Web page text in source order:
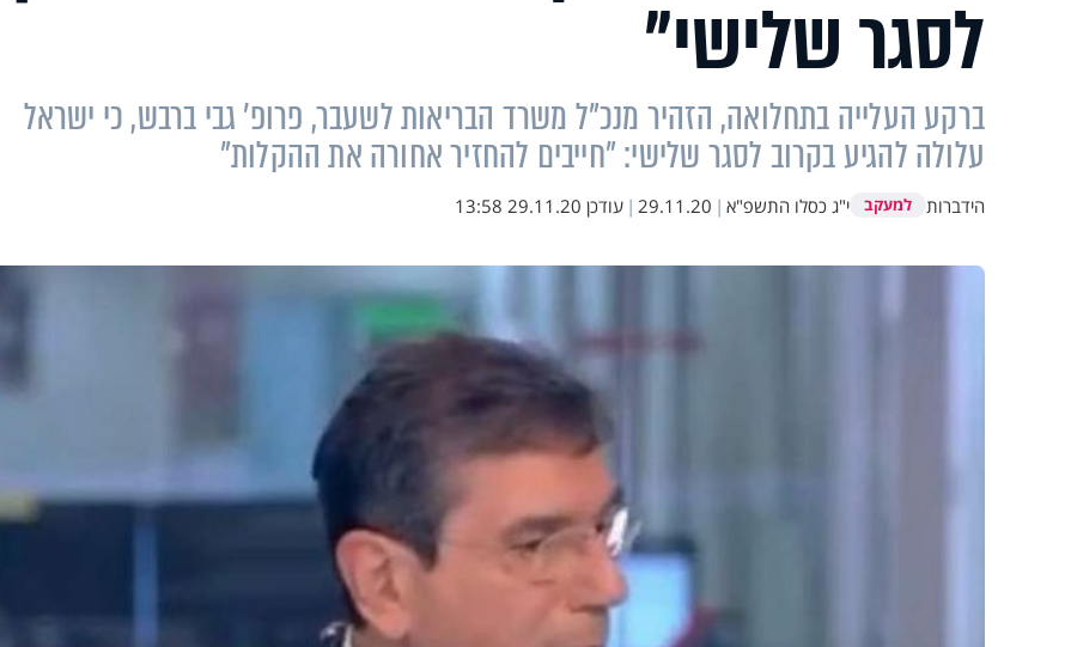
לסגר שלישי"
ברקע העלייה בתחלואה, הזהיר מנכ"ל משרד הבריאות לשעבר, פרופ' גבי ברבש, כי ישראל
עלולה להגיע בקרוב לסגר שלישי: "חייבים להחזיר אחורה את ההקלות"
הידברות למעקב י"ג כסלו התשפ"א |
29.11.20
| עודכן 29.11.20 13:58